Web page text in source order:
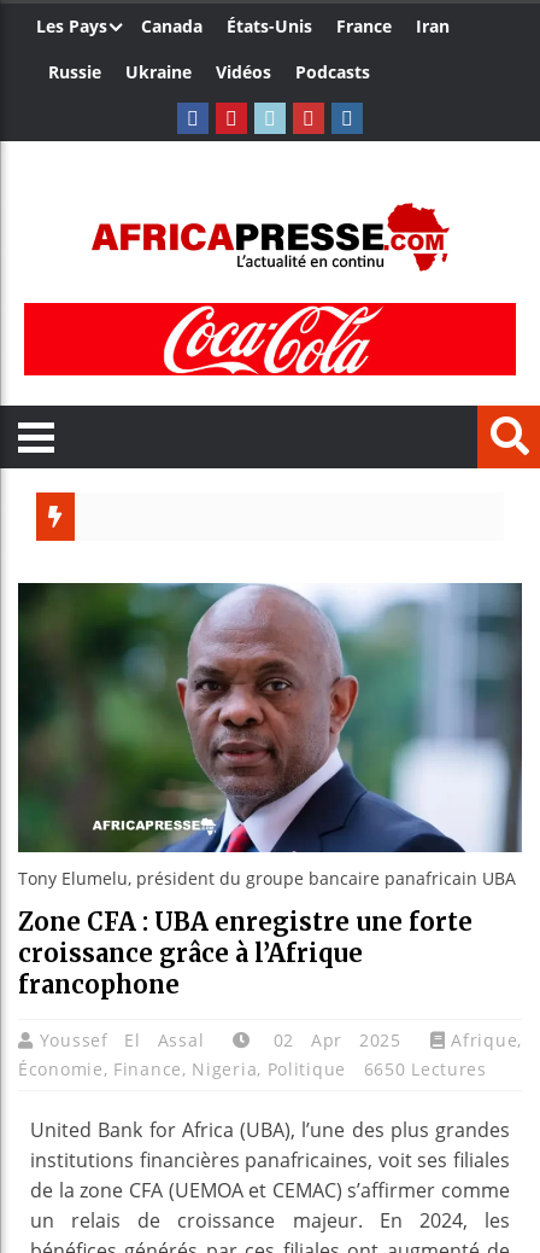
Les Pays Canada États-Unis France
Iran
Russie
Ukraine Vidéos Podcasts
Guinée :
Réforme
Tony Elumelu, président du groupe bancaire panafricain UBA
Zone CFA : UBA enregistre une forte
croissance grâce à l’Afrique
francophone
Youssef El Assal 02 Apr 2025 Afrique,
Économie, Finance, Nigeria, Politique 6650 Lectures
United Bank for Africa (UBA), l’une des plus grandes
institutions financières panafricaines, voit ses filiales
de la zone CFA (UEMOA et CEMAC) s’affirmer comme
un relais de croissance majeur. En 2024, les